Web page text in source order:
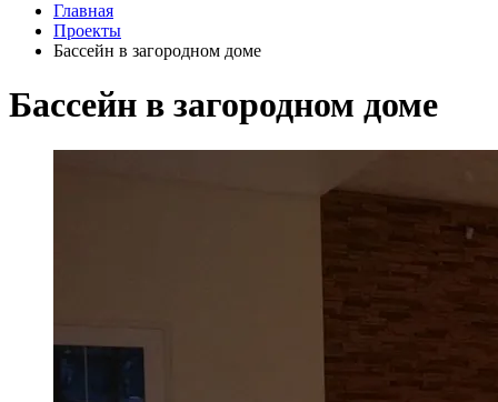
Главная
Проекты
Бассейн в загородном доме
Бассейн в загородном доме